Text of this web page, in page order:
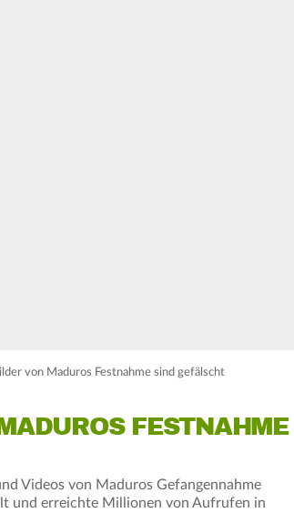
von Maduros Festnahme sind gefälscht
FESTNAHME
Videos von Maduros Gefangennahme
und erreichte Millionen von Aufrufen in